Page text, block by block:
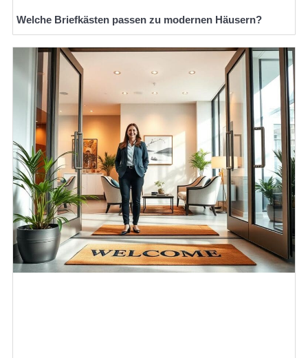
Welche Briefkästen passen zu modernen Häusern?